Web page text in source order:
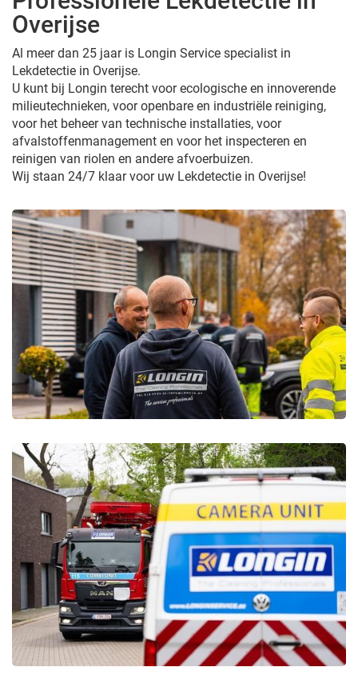
Overijse
Al meer dan 25 jaar is Longin Service specialist in
Lekdetectie in Overijse.
U kunt bij Longin terecht voor ecologische en innoverende
milieutechnieken, voor openbare en industriële reiniging,
voor het beheer van technische installaties, voor
afvalstoffenmanagement en voor het inspecteren en
reinigen van riolen en andere afvoerbuizen.
Wij staan 24/7 klaar voor uw Lekdetectie in Overijse!